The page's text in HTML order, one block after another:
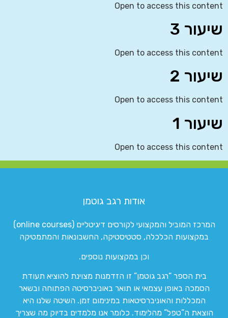
Open to access this content
שיעור 3
Open to access this content
שיעור 2
Open to access this content
שיעור 1
Open to access this content
אודות רגב גוטמן
המרכז המוביל והמקצועי לקורסים דיגיטליים (online courses)
במקצועות הכלכלה, סטטיסטיקה, החשבונאות והמתמטיקה
וכן במקצועות נוספים.
בית הספר “רגב גוטמן” זו הזדמנות מצוינת להוציא תעודת
הסמכה באופן עצמאי או תואר באוניברסיטה הפתוחה ובשאר
המכללות והאוניברסיטאות במינימום זמן. השיטה שלנו היא
הוצאת ה”טפל” מהלימוד. כלומר אנו מלמדים בדיוק מה שצריך